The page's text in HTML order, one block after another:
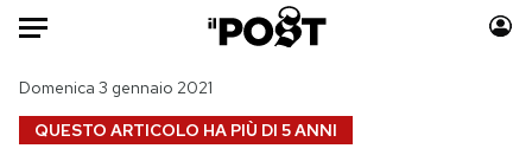
HOME
QUESTO ARTICOLO HA PIÙ DI 5 ANNI
Domenica 3 gennaio 2021